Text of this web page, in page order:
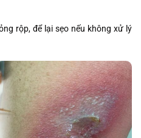
rộp, để lại sẹo nếu không xử lý